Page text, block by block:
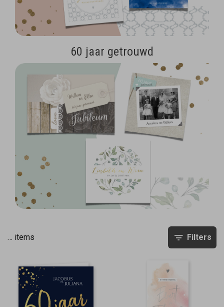
60 jaar getrouwd
items Filters